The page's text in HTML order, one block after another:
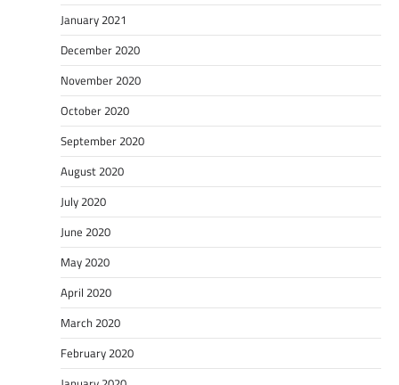
January 2021
December 2020
November 2020
October 2020
September 2020
August 2020
July 2020
June 2020
May 2020
April 2020
March 2020
February 2020